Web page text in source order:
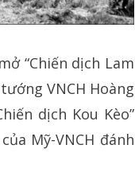
“Chiến dịch Lam
VNCH Hoàng
dịch Kou Kèo”
Mỹ-VNCH đánh